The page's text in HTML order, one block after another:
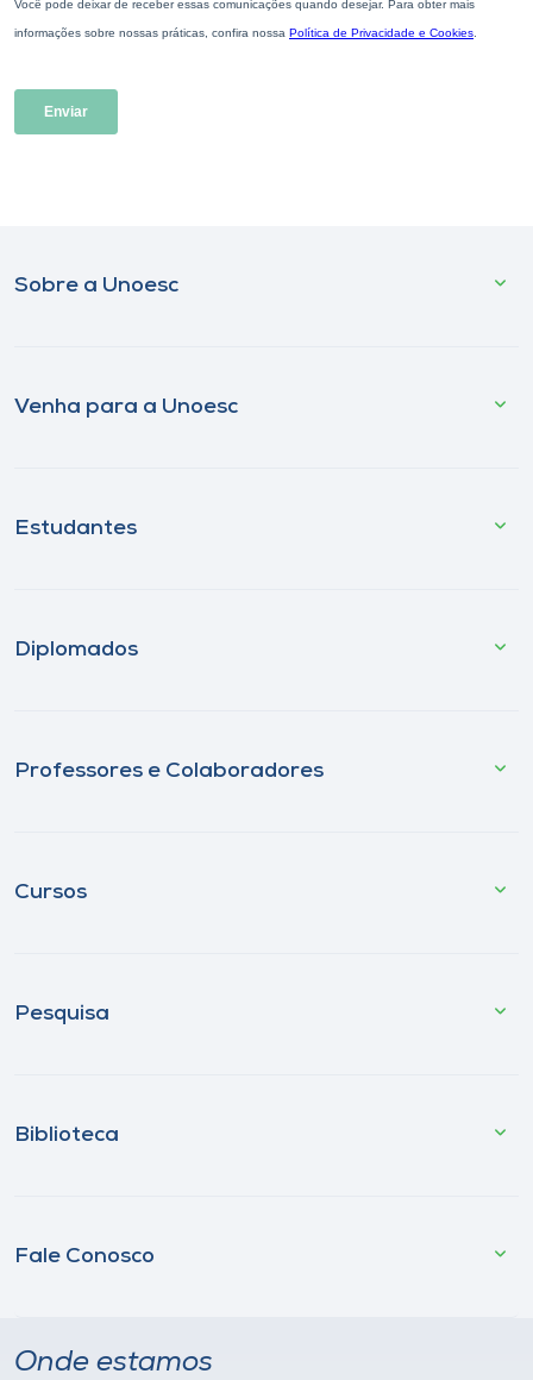
Sobre a Unoesc
Venha para a Unoesc
Estudantes
Diplomados
Professores e Colaboradores
Cursos
Pesquisa
Biblioteca
Fale Conosco
Onde estamos